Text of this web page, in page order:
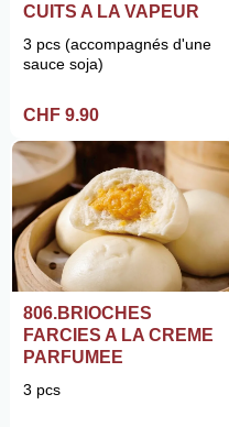
CUITS A LA VAPEUR
3 pcs (accompagnés d'une
sauce soja)
CHF 9.90
806.BRIOCHES
FARCIES A LA CREME
PARFUMEE
3 pcs